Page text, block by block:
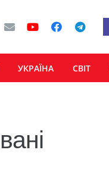
УКРАЇНА СВІТ